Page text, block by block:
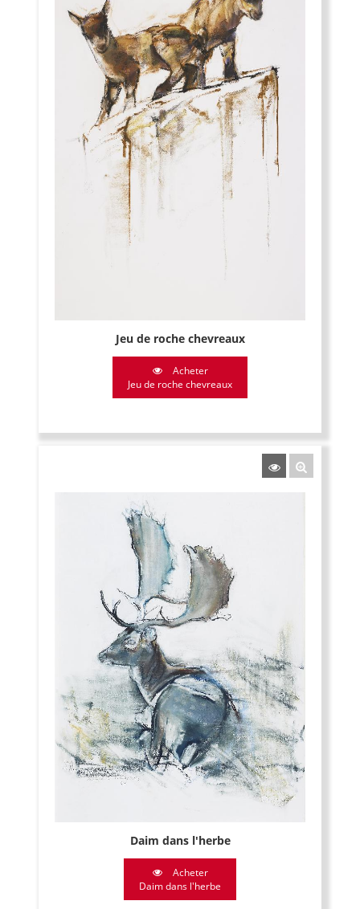
Jeu de roche chevreaux
Acheter
Jeu de roche chevreaux
Daim dans l'herbe
Acheter
Daim dans l'herbe